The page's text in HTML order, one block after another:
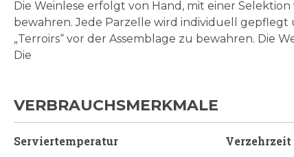
Die Weinlese erfolgt von Hand, mit einer
bewahren. Jede Parzelle wird individuell
„Terroirs“ vor der Assemblage zu bewahren. Die
Die
VERBRAUCHSMERKMALE
Serviertemperatur Verzehrzeit